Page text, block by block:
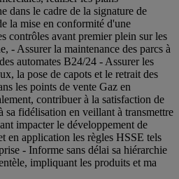
dans le cadre de la signature de
la mise en conformité d'une
contrôles avant premier plein sur les
- Assurer la maintenance des parcs à
automates B24/24 - Assurer les
la pose de capots et le retrait des
les points de vente Gaz en
contribuer à la satisfaction de
sa fidélisation en veillant à transmettre
impacter le développement de
en application les règles HSSE tels
- Informe sans délai sa hiérarchie
impliquant les produits et ma